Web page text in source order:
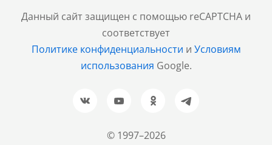
© 1997–2026
Данный сайт защищен с помощью reCAPTCHA и
соответствует
Политике конфиденциальности и Условиям
использования Google.
Санкт-Петербург
+7 (812) 600-77-33
Барнаул
+7 (961) 999-93-93
Новосибирск